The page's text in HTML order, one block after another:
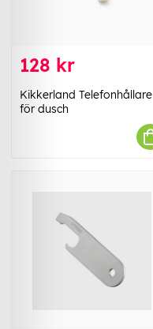
128 kr
Kikkerland Telefonhållare
för dusch